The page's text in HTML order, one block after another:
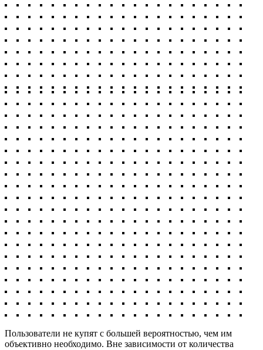
Пользователи не купят с большей вероятностью, чем им
объективно необходимо. Вне зависимости от количества